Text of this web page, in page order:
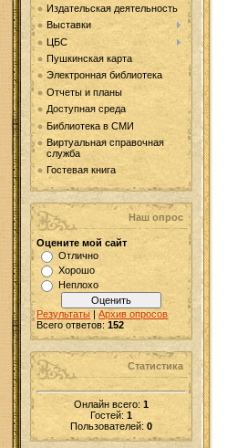
Издательская деятельность
Выставки
ЦБС
Пушкинская карта
Электронная библиотека
Отчеты и планы
Доступная среда
Библиотека в СМИ
Виртуальная справочная
служба
Гостевая книга
Наш опрос
Оцените мой сайт
Отлично
Хорошо
Неплохо
Результаты |Архив опросов
Всего ответов:152
Статистика
Онлайн всего:1
Гостей:1
Пользователей:0